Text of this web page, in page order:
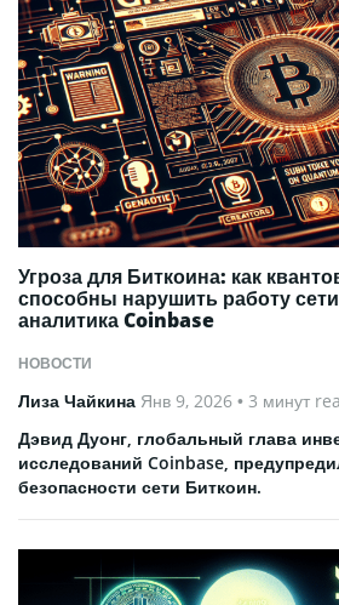
НОВОСТИ
Угроза для Биткоина: как
способны нарушить работу
аналитика Coinbase
Лиза Чайкина Янв 9, 2026 • 3 минут
Дэвид Дуонг, глобальный глава
исследований Coinbase,
безопасности сети Биткоин.